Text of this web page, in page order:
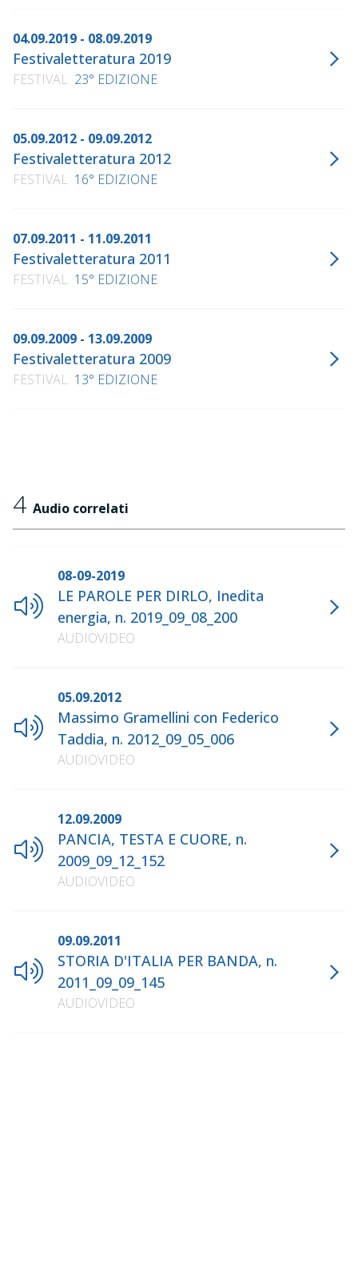
04.09.2019 - 08.09.2019
Festivaletteratura 2019
FESTIVAL 23° EDIZIONE
05.09.2012 - 09.09.2012
Festivaletteratura 2012
FESTIVAL 16° EDIZIONE
07.09.2011 - 11.09.2011
Festivaletteratura 2011
FESTIVAL 15° EDIZIONE
09.09.2009 - 13.09.2009
Festivaletteratura 2009
FESTIVAL 13° EDIZIONE
4 Audio correlati
08-09-2019
LE PAROLE PER DIRLO, Inedita
energia, n. 2019_09_08_200
AUDIOVIDEO
05.09.2012
Massimo Gramellini con Federico
Taddia, n. 2012_09_05_006
AUDIOVIDEO
12.09.2009
PANCIA, TESTA E CUORE, n.
2009_09_12_152
AUDIOVIDEO
09.09.2011
STORIA D'ITALIA PER BANDA, n.
2011_09_09_145
AUDIOVIDEO